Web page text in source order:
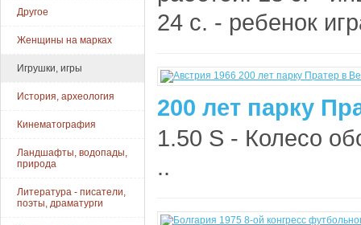
Другое
Женщины на марках
Игрушки, игры
История, археология
Кинематография
Ландшафты, водопады,
природа
Литература - писатели,
поэты, драматурги
24 с. - ребенок
200 лет парку
1.50 S - Колесо
..